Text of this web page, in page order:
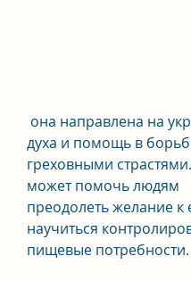
духа и помощь в
греховными
может помочь людям
преодолеть желание к
научиться
пищевые потребности.